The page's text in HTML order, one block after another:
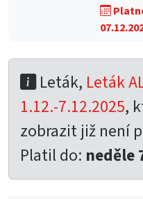
Leták, Leták
1.12.-7.12.2025,
zobrazit již není
Platil do: neděle